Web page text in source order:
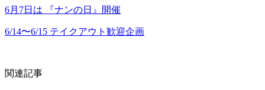
6月7日は 『ナンの日』開催
6/14〜6/15 テイクアウト歓迎企画
関連記事